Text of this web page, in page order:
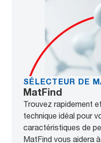
SÉLECTEUR DE
MatFind
Trouvez rapidement
technique idéal pour
caractéristiques de
MatFind vous aidera